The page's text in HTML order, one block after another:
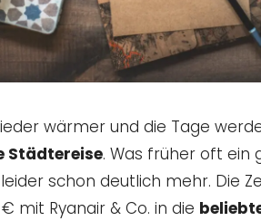
wärmer und die Tage
Städtereise. Was früher oft ein
schon deutlich mehr. Die
mit Ryanair & Co. in die